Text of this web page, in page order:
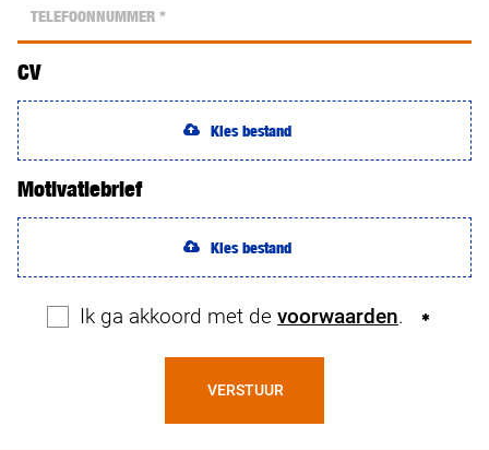
CV
Kies bestand
Motivatiebrief
Kies bestand
Ik ga akkoord met de voorwaarden.
VERSTUUR